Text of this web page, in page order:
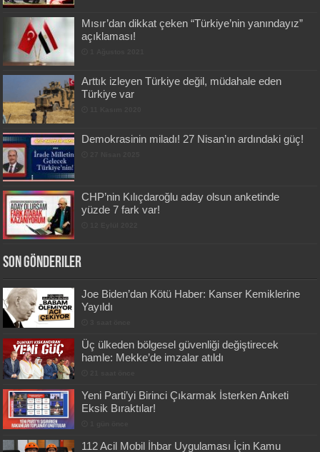
Mısır’dan dikkat çeken “Türkiye’nin yanındayız”
açıklaması!
Arttık izleyen Türkiye değil, müdahale eden
Türkiye var
Demokrasinin miladı! 27 Nisan’ın ardındaki güç!
CHP’nin Kılıçdaroğlu aday olsun anketinde
yüzde 7 fark var!
Son Gönderiler
Joe Biden’dan Kötü Haber: Kanser Kemiklerine
Yayıldı
Üç ülkeden bölgesel güvenliği değiştirecek
hamle: Mekke’de imzalar atıldı
Yeni Parti’yi Birinci Çıkarmak İsterken Anketi
Eksik Bıraktılar!
112 Acil Mobil İhbar Uygulaması İçin Kamu